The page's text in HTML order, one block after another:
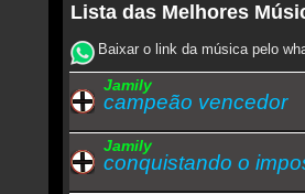
Lista das Melhores
Baixar o link da música pelo
Jamily
campeão vencedor
Jamily
conquistando o